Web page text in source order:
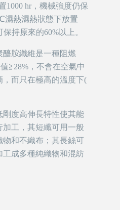
1000 hr，機械強度仍保
濕熱濕熱狀態下放置
持原來的60%以上。
醯胺纖維是一種阻燃
≧28%，不會在空氣中
而只在極高的溫度下(
剛度高伸長特性使其能
工，其短纖可用一般
和不織布；其長絲可
工成多種純織物和混紡